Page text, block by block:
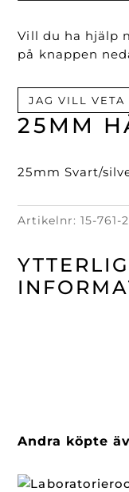
25MM
25mm Svart/
Artikelnr:15-761-2
Vill du ha hjälp
på knappen
JAG VILL VETA
Andra köpte